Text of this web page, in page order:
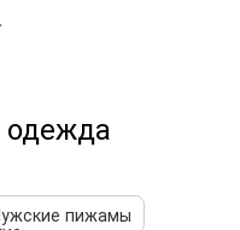
пижамы